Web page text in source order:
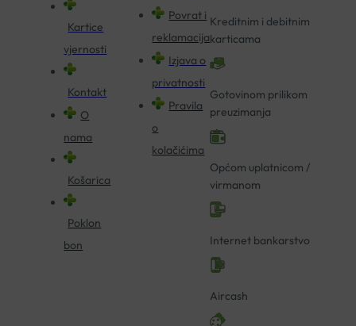
Kartice
vjernosti
Kontakt
O
nama
Košarica
Poklon
bon
Povrat i
reklamacija
Izjava o
privatnosti
Pravila
o
kolačićima
Kreditnim i debitnim
karticama
Gotovinom prilikom
preuzimanja
Općom uplatnicom /
virmanom
Internet bankarstvo
Aircash